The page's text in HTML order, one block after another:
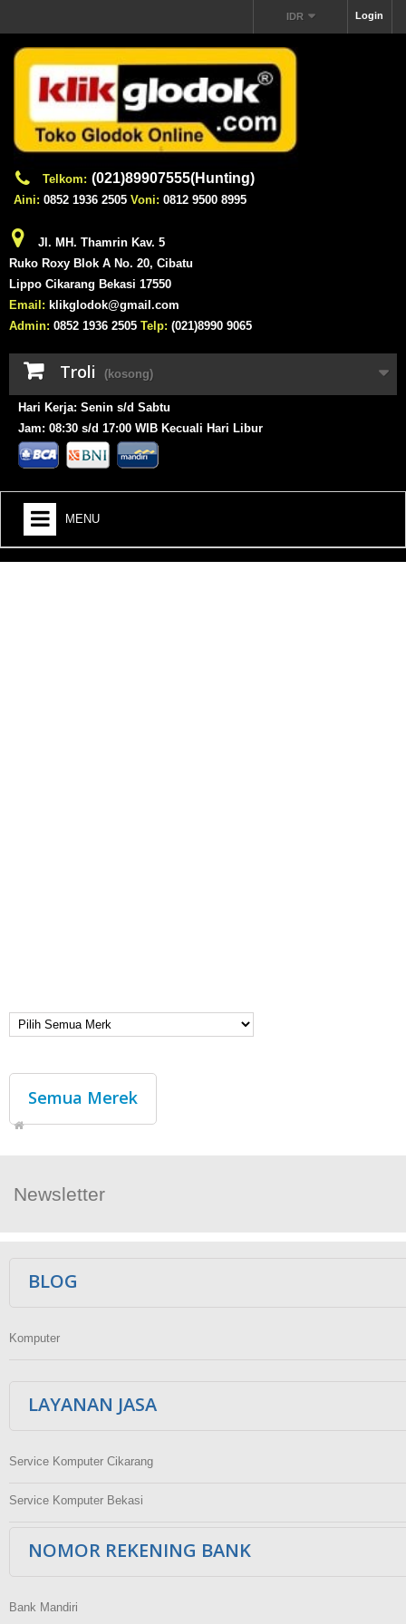
Login
IDR
Telkom: (021)89907555(Hunting)
Aini: 0852 1936 2505 Voni: 0812 9500 8995
Jl. MH. Thamrin Kav. 5
Ruko Roxy Blok A No. 20, Cibatu
Lippo Cikarang Bekasi 17550
Email: klikglodok@gmail.com
Admin: 0852 1936 2505 Telp: (021)8990 9065
Troli (kosong)
Hari Kerja: Senin s/d Sabtu
Jam: 08:30 s/d 17:00 WIB Kecuali Hari Libur
MENU
Semua Merek
Newsletter
BLOG
Komputer
LAYANAN JASA
Service Komputer Cikarang
Service Komputer Bekasi
NOMOR REKENING BANK
Bank Mandiri